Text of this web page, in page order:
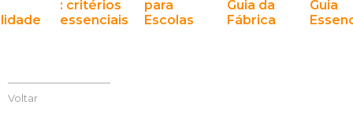
: critérios
essenciais
para
Escolas
Guia da
Fábrica
Guia
Voltar